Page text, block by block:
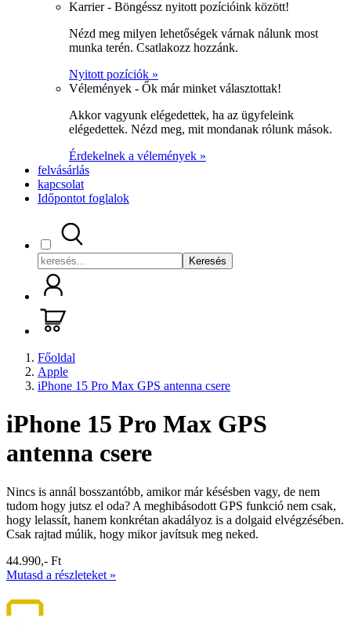
Karrier - Böngéssz nyitott pozícióink között!
Nézd meg milyen lehetőségek várnak nálunk most
munka terén. Csatlakozz hozzánk.
Nyitott pozíciók »
Vélemények - Ők már minket választottak!
Akkor vagyunk elégedettek, ha az ügyfeleink
elégedettek. Nézd meg, mit mondanak rólunk mások.
Érdekelnek a vélemények »
felvásárlás
kapcsolat
Időpontot foglalok
Keresés
Főoldal
Apple
iPhone 15 Pro Max GPS antenna csere
iPhone 15 Pro Max GPS
antenna csere
Nincs is annál bosszantóbb, amikor már késésben vagy, de nem
tudom hogy jutsz el oda? A meghibásodott GPS funkció nem csak,
hogy lelassít, hanem konkrétan akadályoz is a dolgaid elvégzésében.
Csak rajtad múlik, hogy mikor javítsuk meg neked.
44.990,- Ft
Mutasd a részleteket »